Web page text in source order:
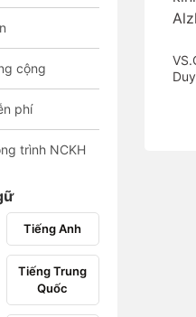
cộng
phí
trình NCKH
Tiếng Anh
Tiếng Trung
Quốc